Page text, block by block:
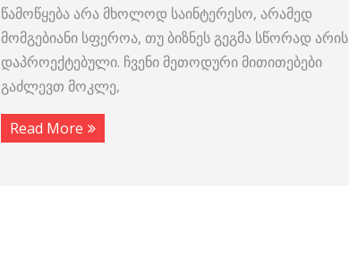
წამოწყება არა მხოლოდ საინტერესო, არამედ
მომგებიანი სფეროა, თუ ბიზნეს გეგმა სწორად არის
დაპროექტებული. ჩვენი მეთოდური მითითებები
გაძლევთ მოკლე,
Read More